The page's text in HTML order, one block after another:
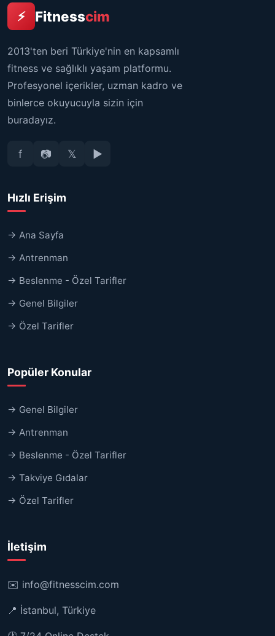
⚡ Fitnesscim
2013'ten beri Türkiye'nin en kapsamlı
fitness ve sağlıklı yaşam platformu.
Profesyonel içerikler, uzman kadro ve
binlerce okuyucuyla sizin için
buradayız.
f 📷 𝕏 ▶
Hızlı Erişim
→ Ana Sayfa
→ Antrenman
→ Beslenme - Özel Tarifler
→ Genel Bilgiler
→ Özel Tarifler
Popüler Konular
→ Genel Bilgiler
→ Antrenman
→ Beslenme - Özel Tarifler
→ Takviye Gıdalar
→ Özel Tarifler
İletişim
✉️ info@fitnesscim.com
📍 İstanbul, Türkiye